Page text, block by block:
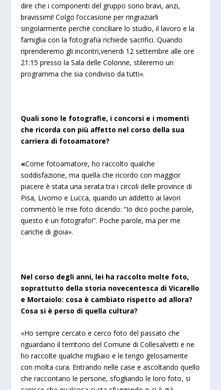
dire che i componenti del gruppo sono bravi, anzi,
bravissimi! Colgo l’occasione per ringraziarli
singolarmente perchè conciliare lo studio, il lavoro e la
famiglia con la fotografia richiede sacrifici. Quando
riprenderemo gli incontri,venerdi 12 settembre alle ore
21:15 presso la Sala delle Colonne, stileremo un
programma che sia condiviso da tutti».
Quali sono le fotografie, i concorsi e i momenti
che ricorda con più affetto nel corso della sua
carriera di fotoamatore?
«Come fotoamatore, ho raccolto qualche
soddisfazione, ma quella che ricordo con maggior
piacere è stata una serata tra i circoli delle province di
Pisa, Livorno e Lucca, quando un addetto ai lavori
commentò le mie foto dicendo: “Io dico poche parole,
questo è un fotografo!”. Poche parole, ma per me
cariche di gioia».
Nel corso degli anni, lei ha raccolto molte foto,
soprattutto della storia novecentesca di Vicarello
e Mortaiolo: cosa è cambiato rispetto ad allora?
Cosa si è perso di quella cultura?
«Ho sempre cercato e cerco foto del passato che
riguardano il territorio del Comune di Collesalvetti e ne
ho raccolte qualche migliaio e le tengo gelosamente
con molta cura. Entrando nelle case e ascoltando quello
che raccontano le persone, sfogliando le loro foto, si